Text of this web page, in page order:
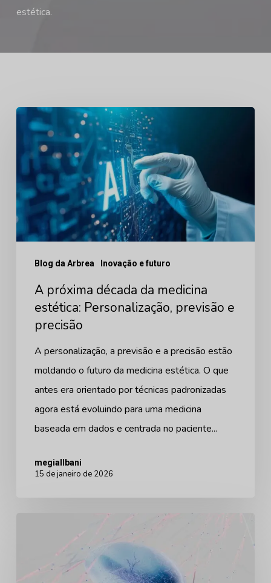
estética.
A
próxima
década
da
medicina
estética:
Personalização,
precisão
Blog da Arbrea Inovação e futuro
A próxima década da medicina
estética: Personalização, previsão e
precisão
A personalização, a previsão e a precisão estão
moldando o futuro da medicina estética. O que
antes era orientado por técnicas padronizadas
agora está evoluindo para uma medicina
baseada em dados e centrada no paciente...
megiallbani
15 de janeiro de 2026